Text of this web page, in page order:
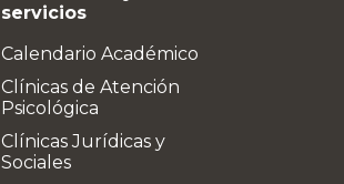
servicios
Calendario Académico
Clínicas de Atención
Psicológica
Clínicas Jurídicas y
Sociales